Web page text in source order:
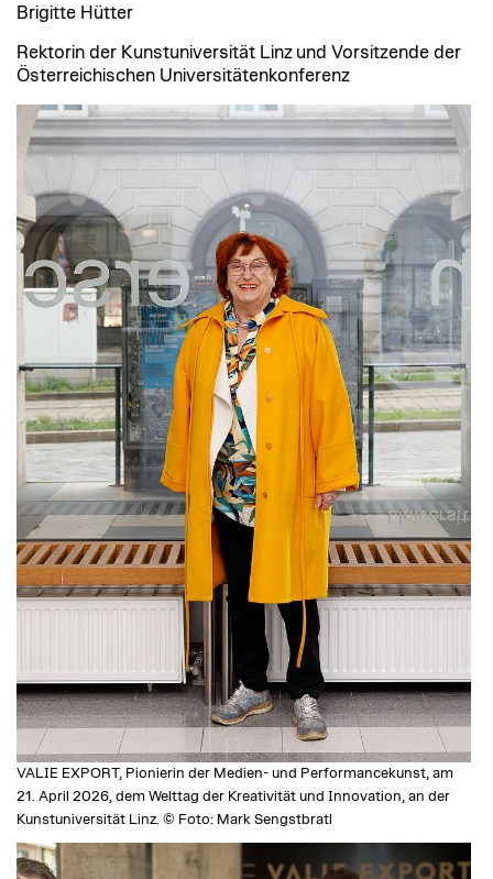
Brigitte Hütter
Rektorin der Kunstuniversität Linz und Vorsitzende der
Österreichischen Universitätenkonferenz
VALIE EXPORT, Pionierin der Medien- und Performancekunst, am
21. April 2026, dem Welttag der Kreativität und Innovation, an der
Kunstuniversität Linz. © Foto: Mark Sengstbratl